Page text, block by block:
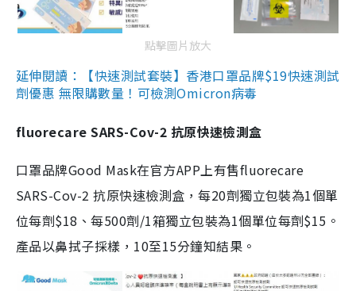
點擊圖片放大
延伸閱讀：【快速測試套裝】香港口罩品牌$19快速測試
劑優惠 無限購數量！可檢測Omicron病毒
fluorecare SARS-Cov-2 抗原快速檢測盒
口罩品牌Good Mask在官方APP上有售fluorecare
SARS-Cov-2 抗原快速檢測盒，每20劑獨立包裝為1個單
位每劑$18、每500劑/1箱獨立包裝為1個單位每劑$15。
產品以鼻拭子採樣，10至15分鐘知結果。